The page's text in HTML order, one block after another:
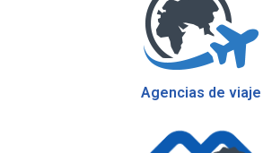
Agencias de viaje